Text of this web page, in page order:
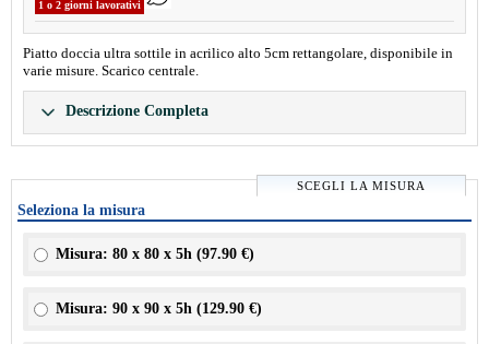
1 o 2 giorni lavorativi
Piatto doccia ultra sottile in acrilico alto 5cm rettangolare, disponibile in
varie misure. Scarico centrale.
Descrizione Completa
SCEGLI LA MISURA
Seleziona la misura
Misura: 80 x 80 x 5h (97.90 €)
Misura: 90 x 90 x 5h (129.90 €)